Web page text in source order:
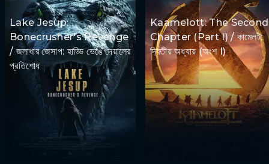
Lake Jesup:
Bonecrusher's Revenge
/ জলাধার জেসাপ: হাড্ডি ভেঙে দেয়ালের
প্রতিশোধ
Kaamelott: The Second
Chapter (Part I) / কামেলট:
দ্বিতীয় অধ্যায় (অংশ I)